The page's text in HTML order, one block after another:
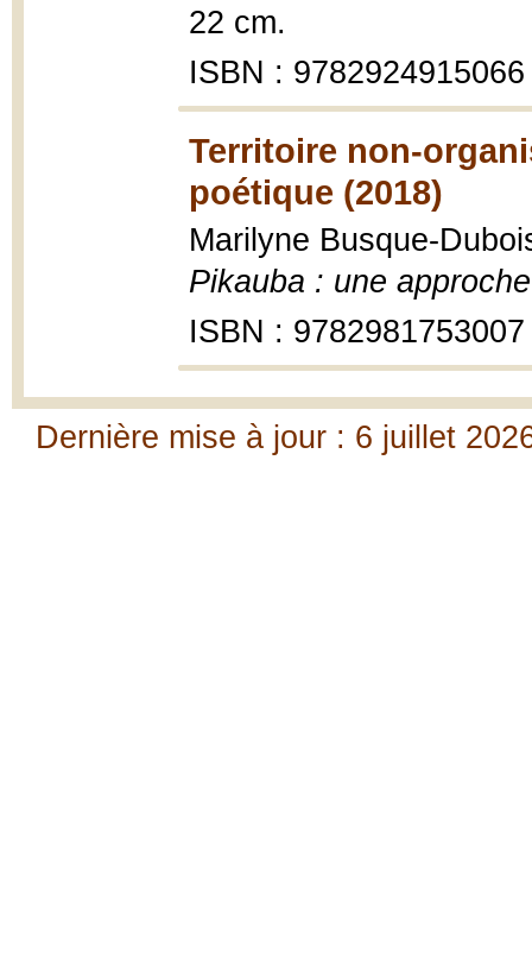
22 cm.
ISBN : 9782924915066
Territoire non-
poétique (2018)
Marilyne Busque-
Pikauba : une
ISBN : 9782981753007
Dernière mise à jour : 6 juillet